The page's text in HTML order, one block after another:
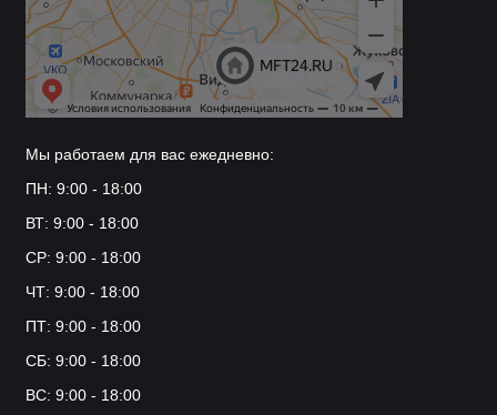
Мы работаем для вас ежедневно:
ПН: 9:00 - 18:00
ВТ: 9:00 - 18:00
СР: 9:00 - 18:00
ЧТ: 9:00 - 18:00
ПТ: 9:00 - 18:00
СБ: 9:00 - 18:00
ВС: 9:00 - 18:00